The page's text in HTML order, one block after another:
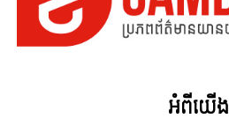
អំពី​យើង